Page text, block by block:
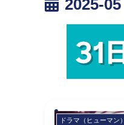
2025-05
ドラマ（ヒューマン）